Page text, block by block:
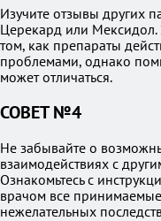
Изучите отзывы других
Церекард или Мексидол.
том, как препараты
проблемами, однако
может отличаться.
СОВЕТ №4
Не забывайте о
взаимодействиях с
Ознакомьтесь с
врачом все
нежелательных